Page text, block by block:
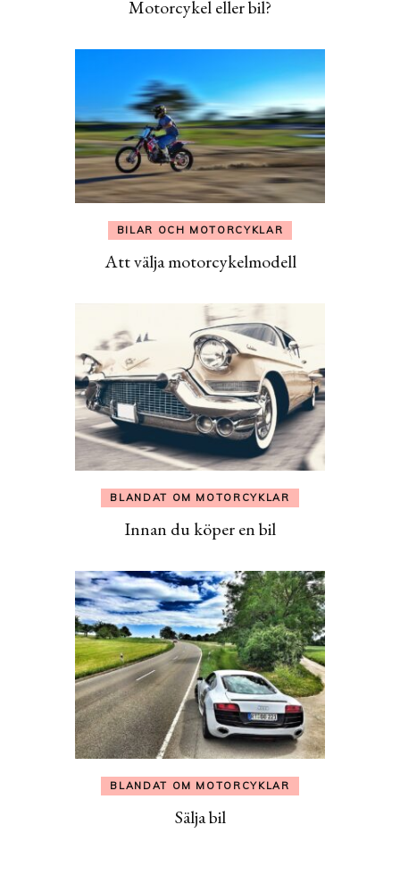
Motorcykel eller bil?
BILAR OCH MOTORCYKLAR
Att välja motorcykelmodell
BLANDAT OM MOTORCYKLAR
Innan du köper en bil
BLANDAT OM MOTORCYKLAR
Sälja bil